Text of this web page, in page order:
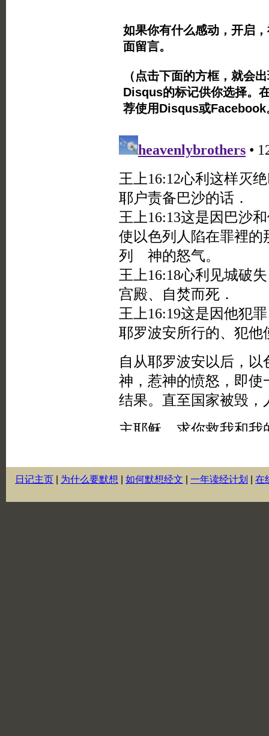
如果你有什么感动，开启
面留言。
（点击下面的方框，就会
Disqus的标记供你选择。
荐使用Disqus或
日记主页 为什么要默想 如何默想经文 一年读经计划 在